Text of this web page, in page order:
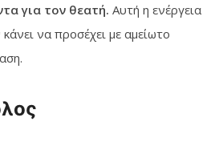
για τον θεατή. Αυτή η ενέργεια
να προσέχει με αμείωτο